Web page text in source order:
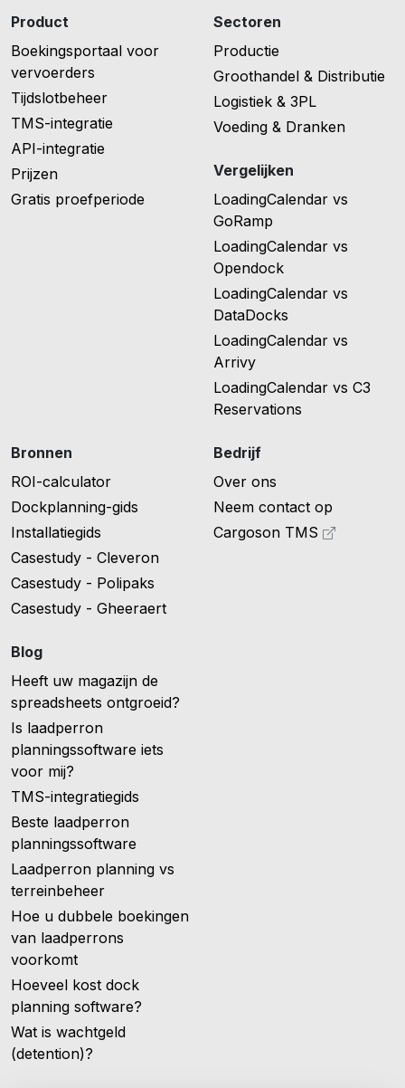
Product
Boekingsportaal voor
vervoerders
Tijdslotbeheer
TMS-integratie
API-integratie
Prijzen
Gratis proefperiode
Sectoren
Productie
Groothandel & Distributie
Logistiek & 3PL
Voeding & Dranken
Vergelijken
LoadingCalendar vs
GoRamp
LoadingCalendar vs
Opendock
LoadingCalendar vs
DataDocks
LoadingCalendar vs
Arrivy
LoadingCalendar vs C3
Reservations
Bronnen
ROI-calculator
Dockplanning-gids
Installatiegids
Casestudy - Cleveron
Casestudy - Polipaks
Casestudy - Gheeraert
Blog
Heeft uw magazijn de
spreadsheets ontgroeid?
Is laadperron
planningssoftware iets
voor mij?
TMS-integratiegids
Beste laadperron
planningssoftware
Laadperron planning vs
terreinbeheer
Hoe u dubbele boekingen
van laadperrons
voorkomt
Hoeveel kost dock
planning software?
Wat is wachtgeld
(detention)?
Bedrijf
Over ons
Neem contact op
Cargoson TMS